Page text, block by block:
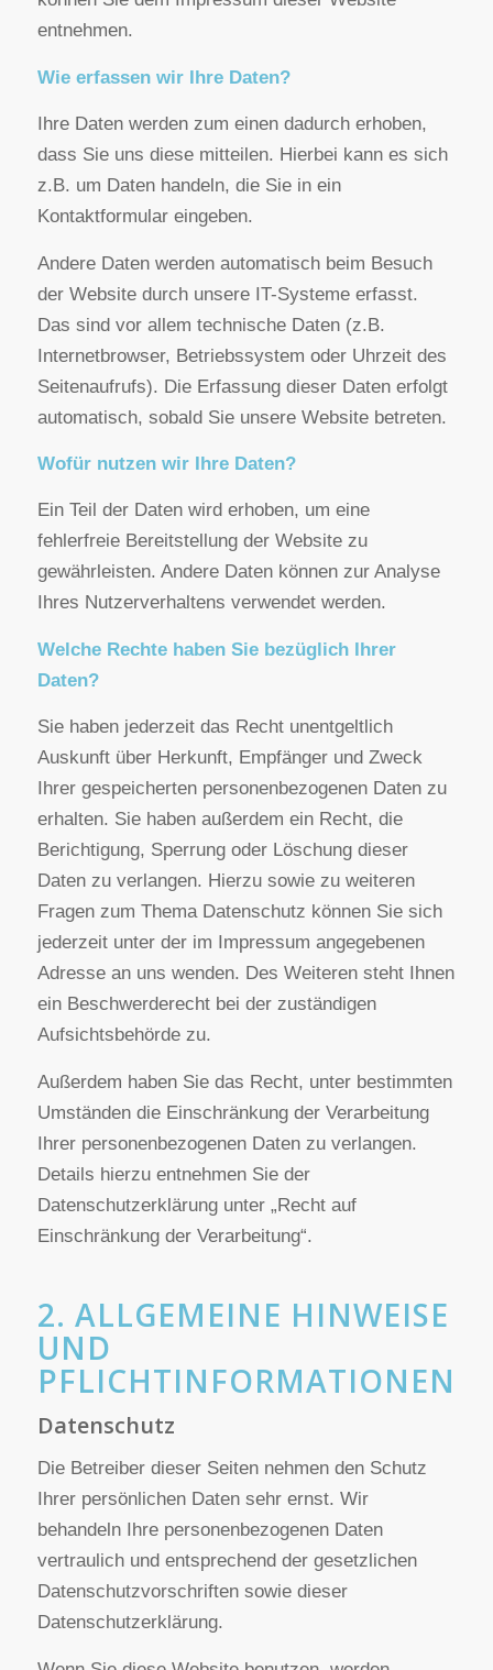
Datenerfassung auf unserer Website
Wer ist verantwortlich für die Datenerfassung
auf dieser Website?
Die Datenverarbeitung auf dieser Website erfolgt
durch den Websitebetreiber. Dessen Kontaktdaten
können Sie dem Impressum dieser Website
entnehmen.
Wie erfassen wir Ihre Daten?
Ihre Daten werden zum einen dadurch erhoben,
dass Sie uns diese mitteilen. Hierbei kann es sich
z.B. um Daten handeln, die Sie in ein
der Website durch unsere IT-Systeme erfasst.
Das sind vor allem technische Daten (z.B.
Internetbrowser, Betriebssystem oder Uhrzeit des
Seitenaufrufs). Die Erfassung dieser Daten erfolgt
automatisch, sobald Sie unsere Website betreten.
Wofür nutzen wir Ihre Daten?
Ein Teil der Daten wird erhoben, um eine
fehlerfreie Bereitstellung der Website zu
gewährleisten. Andere Daten können zur Analyse
Ihres Nutzerverhaltens verwendet werden.
Welche Rechte haben Sie bezüglich Ihrer
Daten?
Sie haben jederzeit das Recht unentgeltlich
Ihrer gespeicherten personenbezogenen Daten zu
Berichtigung, Sperrung oder Löschung dieser
Daten zu verlangen. Hierzu sowie zu weiteren
Fragen zum Thema Datenschutz können Sie sich
jederzeit unter der im Impressum angegebenen
Adresse an uns wenden. Des Weiteren steht Ihnen
ein Beschwerderecht bei der zuständigen
Außerdem haben Sie das Recht, unter bestimmten
Umständen die Einschränkung der Verarbeitung
Ihrer personenbezogenen Daten zu verlangen.
Datenschutzerklärung unter „Recht auf
Einschränkung der Verarbeitung“.
2. ALLGEMEINE HINWEISE
UND
PFLICHTINFORMATIONEN